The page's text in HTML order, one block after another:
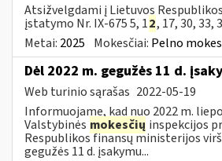
Atsižvelgdami į Lietuvos
įstatymo Nr. IX-675 5, 12, 17, 30, 33,
Metai: 2025 Mokesčiai: Pelno
Dėl 2022 m. gegužės 11 d.
Web turinio sąrašas 2022-05-19
Informuojame, kad nuo 2022 m.
Valstybinės mokesčių inspekcijos
Respublikos finansų ministerijos
gegužės 11 d. įsakymu...